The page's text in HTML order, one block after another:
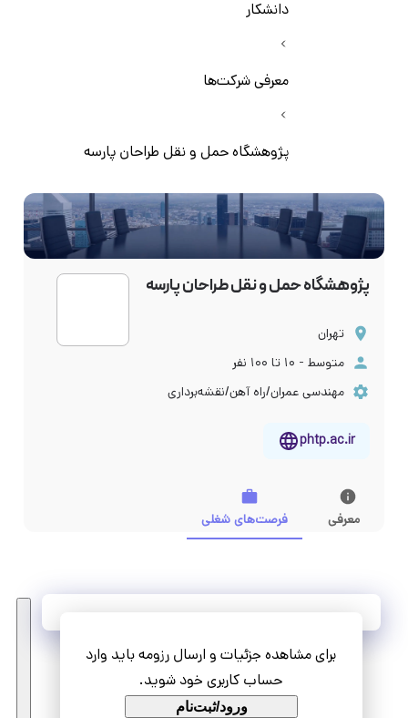
دانشکار
معرفی شرکت‌ها
پژوهشگاه حمل و نقل طراحان پارسه
پژوهشگاه حمل و نقل طراحان پارسه
تهران
متوسط - ۱۰ تا ۱۰۰ نفر
مهندسی عمران/راه آهن/نقشه‌برداری
phtp.ac.ir
معرفی فرصت‌های شغلی
برای مشاهده جزئیات و ارسال رزومه باید وارد
حساب کاربری خود شوید.
ورود/ثبت‌نام
مشاهده همه فرصت‌ها